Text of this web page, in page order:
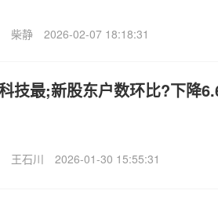
柴静 2026-02-07 18:18:31
技最;新股东户数环比?下降
王石川 2026-01-30 15:55:31